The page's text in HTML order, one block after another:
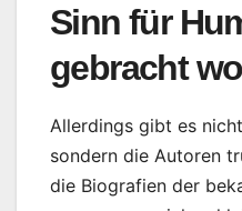
Sinn für
gebracht
Allerdings gibt es
sondern die Autoren
die Biografien der